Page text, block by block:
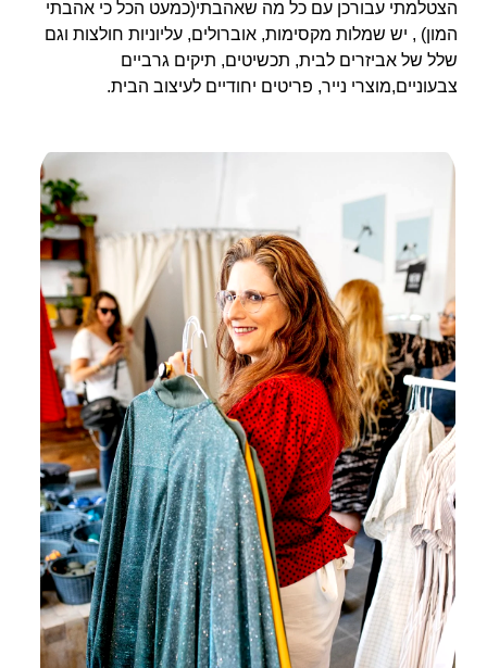
הצטלמתי עבורכן עם כל מה שאהבתי(כמעט הכל כי אהבתי
המון) , יש שמלות מקסימות, אוברולים, עליוניות חולצות וגם
שלל של אביזרים לבית, תכשיטים, תיקים גרביים
צבעוניים,מוצרי נייר, פריטים יחודיים לעיצוב הבית.